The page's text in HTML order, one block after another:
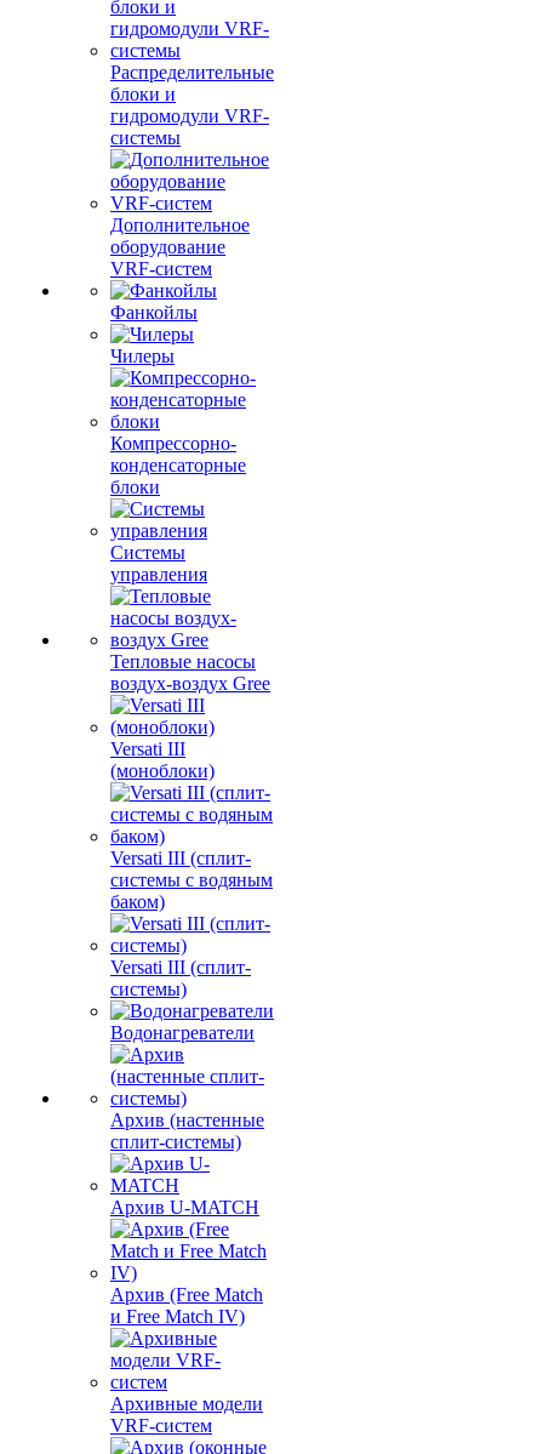
Распределительные
блоки и
гидромодули VRF-
системы
Дополнительное
оборудование
VRF-систем
Фанкойлы
Чилеры
Компрессорно-
конденсаторные
блоки
Системы
управления
Тепловые насосы
воздух-воздух Gree
Versati III
(моноблоки)
Versati III (сплит-
системы с водяным
баком)
Versati III (сплит-
системы)
Водонагреватели
Архив (настенные
сплит-системы)
Архив U-MATCH
Архив (Free Match
и Free Match IV)
Архивные модели
VRF-систем